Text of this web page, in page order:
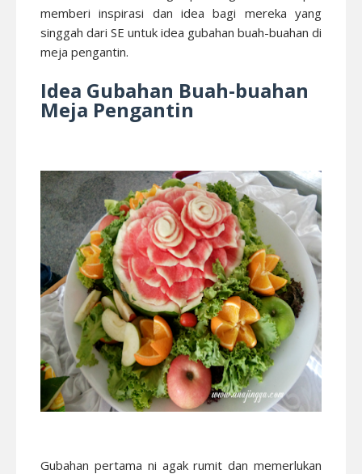
memberi inspirasi dan idea bagi mereka yang
singgah dari SE untuk idea gubahan buah-buahan di
meja pengantin.
Idea Gubahan Buah-buahan
Meja Pengantin
Gubahan pertama ni agak rumit dan memerlukan